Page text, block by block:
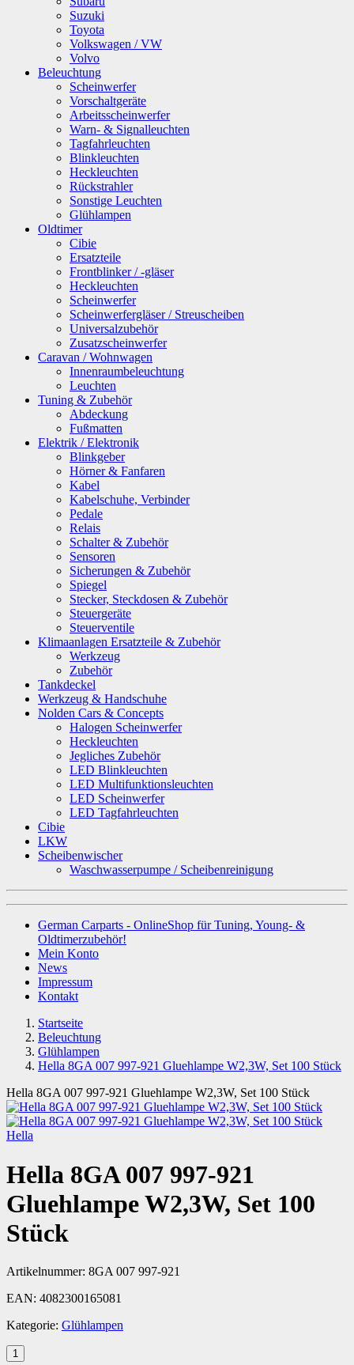
Suzuki
Toyota
Volkswagen / VW
Volvo
Beleuchtung
Scheinwerfer
Vorschaltgeräte
Arbeitsscheinwerfer
Warn- & Signalleuchten
Tagfahrleuchten
Blinkleuchten
Heckleuchten
Rückstrahler
Sonstige Leuchten
Glühlampen
Oldtimer
Cibie
Ersatzteile
Frontblinker / -gläser
Heckleuchten
Scheinwerfer
Scheinwerfergläser / Streuscheiben
Universalzubehör
Zusatzscheinwerfer
Caravan / Wohnwagen
Innenraumbeleuchtung
Leuchten
Tuning & Zubehör
Abdeckung
Fußmatten
Elektrik / Elektronik
Blinkgeber
Hörner & Fanfaren
Kabel
Kabelschuhe, Verbinder
Pedale
Relais
Schalter & Zubehör
Sensoren
Sicherungen & Zubehör
Spiegel
Stecker, Steckdosen & Zubehör
Steuergeräte
Steuerventile
Klimaanlagen Ersatzteile & Zubehör
Werkzeug
Zubehör
Tankdeckel
Werkzeug & Handschuhe
Nolden Cars & Concepts
Halogen Scheinwerfer
Heckleuchten
Jegliches Zubehör
LED Blinkleuchten
LED Multifunktionsleuchten
LED Scheinwerfer
LED Tagfahrleuchten
Cibie
LKW
Scheibenwischer
Waschwasserpumpe / Scheibenreinigung
German Carparts - OnlineShop für Tuning, Young- &
Oldtimerzubehör!
Mein Konto
News
Impressum
Kontakt
Startseite
Beleuchtung
Glühlampen
Hella 8GA 007 997-921 Gluehlampe W2,3W, Set 100 Stück
Hella 8GA 007 997-921 Gluehlampe W2,3W, Set 100 Stück
Hella
Hella 8GA 007 997-921
Gluehlampe W2,3W, Set 100
Stück
Artikelnummer: 8GA 007 997-921
EAN: 4082300165081
Kategorie: Glühlampen